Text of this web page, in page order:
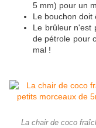
5 mm) pour un
Le bouchon doit
Le brûleur n'est
de pétrole pour
mal !
La chair de coco